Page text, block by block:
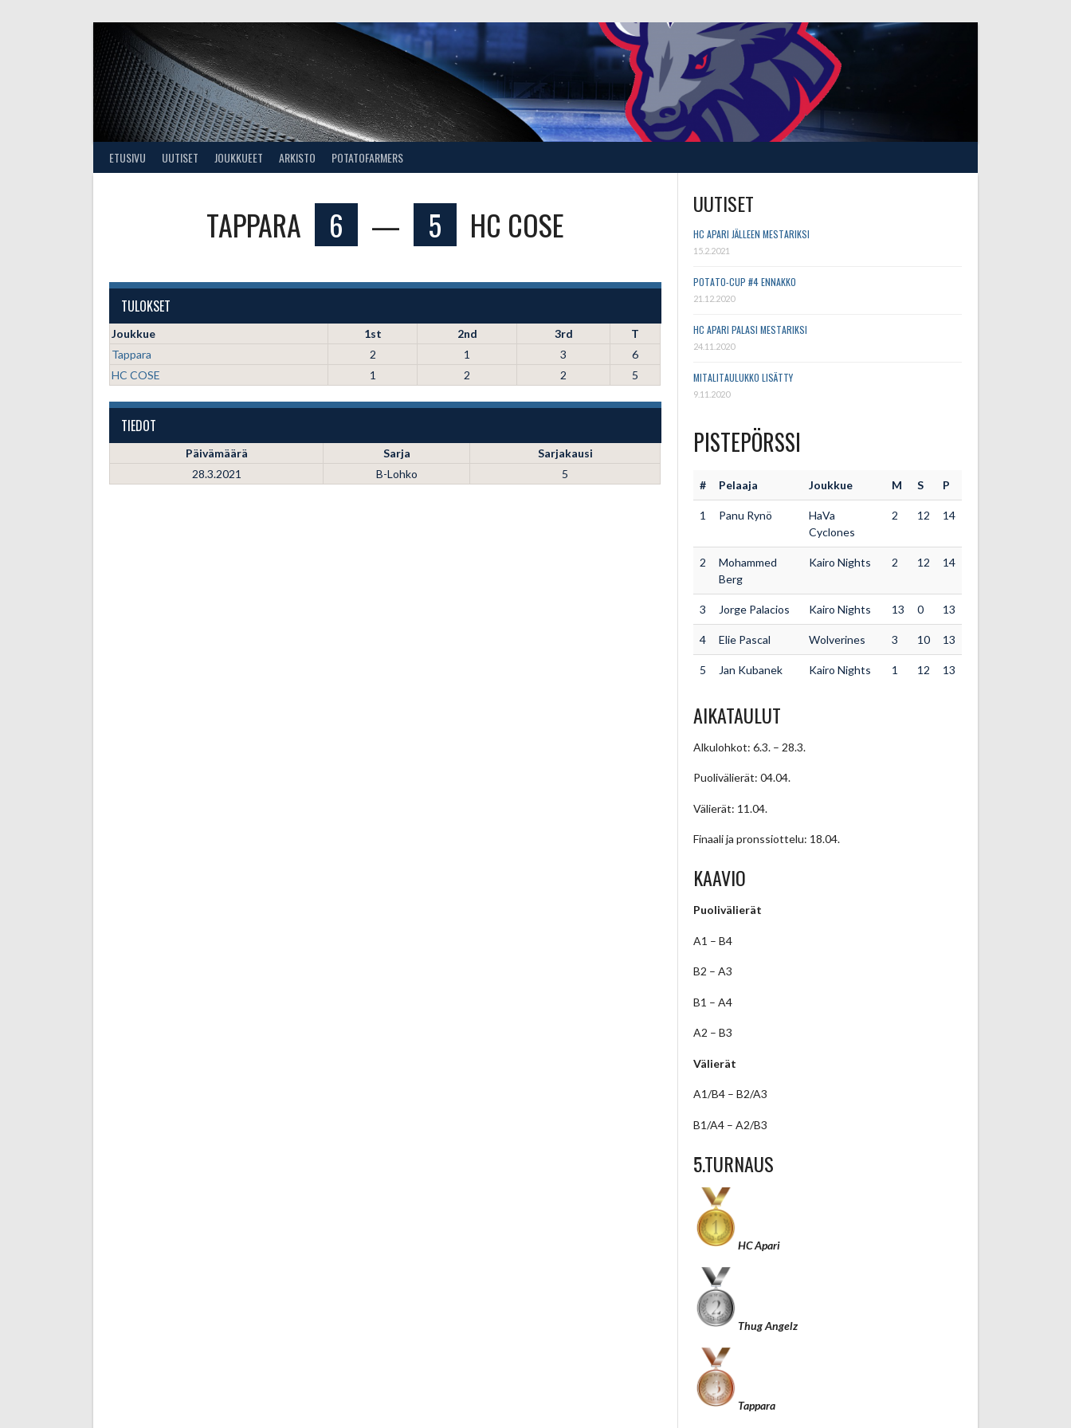
ETUSIVU UUTISET JOUKKUEET ARKISTO POTATOFARMERS
TAPPARA 6 — 5 HC COSE
TULOKSET
Joukkue 1st 2nd 3rd
T
Tappara
2 1 3
6
HC COSE
1 2 2 5
TIEDOT
Päivämäärä Sarja
Sarjakausi
28.3.2021
B-Lohko 5
UUTISET
HC APARI JÄLLEEN MESTARIKSI
15.2.2021
POTATO-CUP #4 ENNAKKO
21.12.2020
HC APARI PALASI MESTARIKSI
24.11.2020
MITALITAULUKKO LISÄTTY
9.11.2020
PISTEPÖRSSI
# Pelaaja Joukkue M S P
1 Panu Rynö
HaVa
Cyclones
2 12 14
2
Mohammed
Berg
Kairo Nights 2 12 14
3 Jorge Palacios Kairo Nights 13 0 13
4 Elie Pascal Wolverines 3 10 13
5 Jan Kubanek Kairo Nights 1 12 13
AIKATAULUT
Alkulohkot: 6.3. – 28.3.
Puolivälierät: 04.04.
Välierät: 11.04.
Finaali ja pronssiottelu: 18.04.
KAAVIO
Puolivälierät
A1 – B4
B2 – A3
B1 – A4
A2 – B3
Välierät
A1/B4 – B2/A3
B1/A4 – A2/B3
5.TURNAUS
HC Apari
Thug Angelz
Tappara